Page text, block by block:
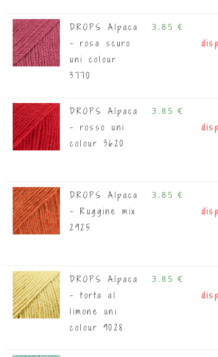
DROPS Alpaca
- rosa scuro
uni colour
3770
3.85 €
DROPS Alpaca
- rosso uni
colour 3620
3.85 €
DROPS Alpaca
- Ruggine mix
2925
3.85 €
DROPS Alpaca
- torta al
limone uni
colour 9028
3.85 €